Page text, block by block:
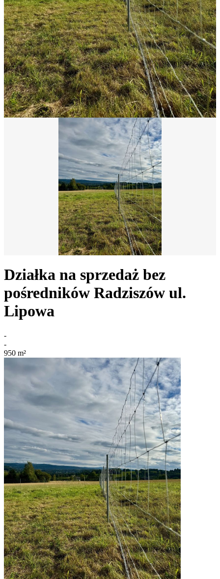
Działka na sprzedaż bez
pośredników Radziszów ul.
Lipowa
-
-
950 m²